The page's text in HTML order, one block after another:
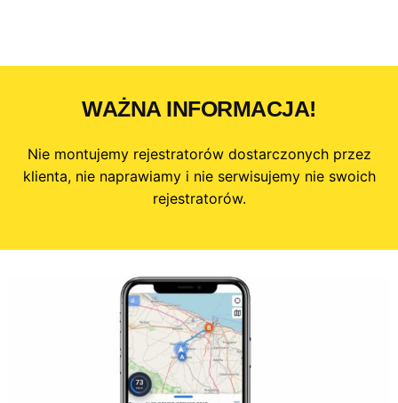
WAŻNA INFORMACJA!
Nie montujemy rejestratorów dostarczonych przez
klienta, nie naprawiamy i nie serwisujemy nie swoich
rejestratorów.